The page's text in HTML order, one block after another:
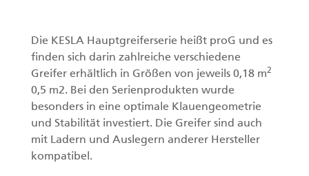
Die KESLA Hauptgreiferserie heißt proG und es
finden sich darin zahlreiche verschiedene
Greifer erhältlich in Größen von jeweils 0,18 m2
0,5 m2. Bei den Serienprodukten wurde
besonders in eine optimale Klauengeometrie
und Stabilität investiert. Die Greifer sind auch
mit Ladern und Auslegern anderer Hersteller
kompatibel.